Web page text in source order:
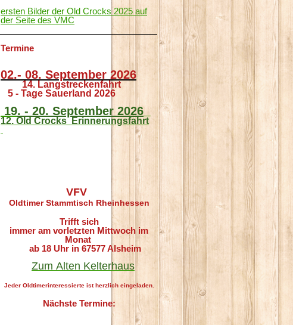
ersten Bilder der Old Crocks 2025 auf
der Seite des VMC
Termine
02.- 08. September 2026
14. Langstreckenfahrt
5 - Tage Sauerland 2026
19. - 20. September 2026
12. Old Crocks Erinnerungsfahrt
VFV
Oldtimer Stammtisch Rheinhessen
Trifft sich
immer am vorletzten Mittwoch im
Monat
ab 18 Uhr in 67577 Alsheim
Zum Alten Kelterhaus
Jeder Oldtimerinteressierte ist herzlich eingeladen.
Nächste Termine: